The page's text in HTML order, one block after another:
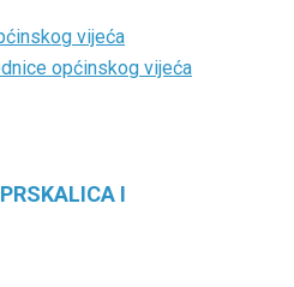
vijeća
općinskog vijeća
I